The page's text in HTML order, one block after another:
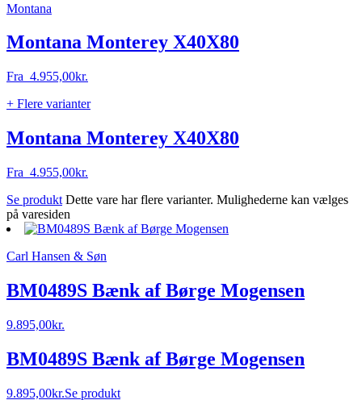
Montana
Montana Monterey X40X80
Fra 4.955,00kr.
+ Flere varianter
Montana Monterey X40X80
Fra 4.955,00kr.
Se produkt Dette vare har flere varianter. Mulighederne kan vælges
på varesiden
Carl Hansen & Søn
BM0489S Bænk af Børge Mogensen
9.895,00kr.
BM0489S Bænk af Børge Mogensen
9.895,00kr.Se produkt